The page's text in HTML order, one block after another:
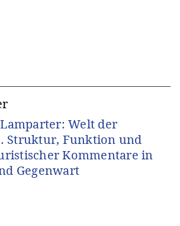
Welt der
Struktur, Funktion und
Kommentare in
Gegenwart